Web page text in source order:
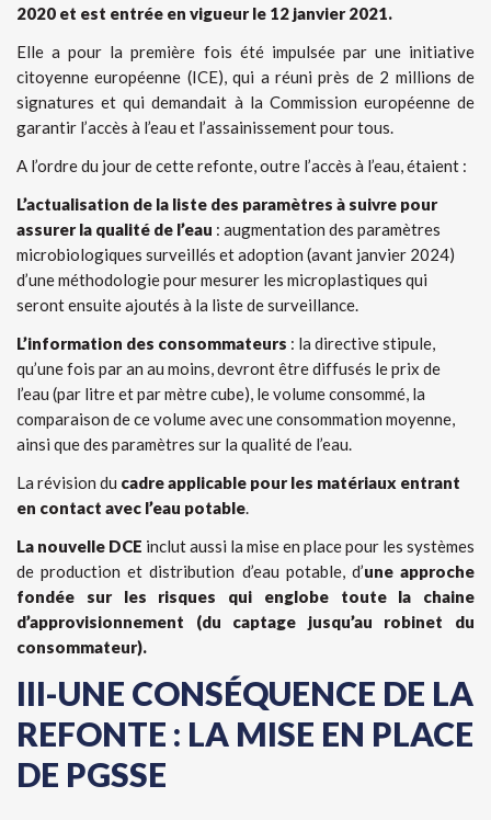
2020 et est entrée en vigueur le 12 janvier 2021.
Elle a pour la première fois été impulsée par une initiative
citoyenne européenne (ICE), qui a réuni près de 2 millions de
signatures et qui demandait à la Commission européenne de
garantir l’accès à l’eau et l’assainissement pour tous.
A l’ordre du jour de cette refonte, outre l’accès à l’eau, étaient :
L’actualisation de la liste des paramètres à suivre pour
assurer la qualité de l’eau : augmentation des paramètres
microbiologiques surveillés et adoption (avant janvier 2024)
d’une méthodologie pour mesurer les microplastiques qui
seront ensuite ajoutés à la liste de surveillance.
L’information des consommateurs : la directive stipule,
qu’une fois par an au moins, devront être diffusés le prix de
l’eau (par litre et par mètre cube), le volume consommé, la
comparaison de ce volume avec une consommation moyenne,
ainsi que des paramètres sur la qualité de l’eau.
La révision du cadre applicable pour les matériaux entrant
en contact avec l’eau potable.
La nouvelle DCE inclut aussi la mise en place pour les systèmes
de production et distribution d’eau potable, d’une approche
fondée sur les risques qui englobe toute la chaine
d’approvisionnement (du captage jusqu’au robinet du
consommateur).
III-UNE CONSÉQUENCE DE LA
REFONTE : LA MISE EN PLACE
DE PGSSE